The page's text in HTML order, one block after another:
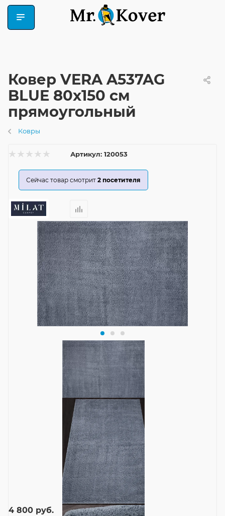
Ковер VERA A537AG
BLUE 80x150 см
прямоугольный
Ковры
Артикул: 120053
Сейчас товар смотрит 2 посетителя
4 800 руб.